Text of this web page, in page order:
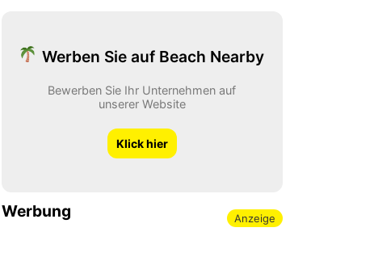
Werben Sie auf Beach Nearby
Bewerben Sie Ihr Unternehmen auf
unserer Website
Klick hier
Werbung Anzeige